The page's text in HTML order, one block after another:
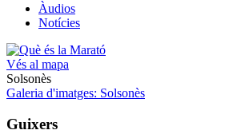
Àudios
Notícies
Vés al mapa
Solsonès
Galeria d'imatges: Solsonès
Guixers